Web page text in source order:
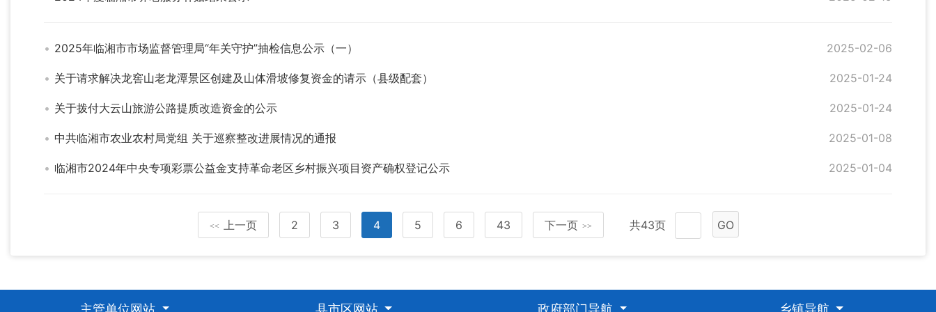
2025年临湘市市场监督管理局“年关守护”抽检信息公示（一） 2025-02-06
关于请求解决龙窖山老龙潭景区创建及山体滑坡修复资金的请示（县级配套） 2025-01-24
关于拨付大云山旅游公路提质改造资金的公示 2025-01-24
中共临湘市农业农村局党组 关于巡察整改进展情况的通报 2025-01-08
临湘市2024年中央专项彩票公益金支持革命老区乡村振兴项目资产确权登记公示 2025-01-04
<< 上一页 2 3 4 5 6 43 下一页 >> 共43页 GO
主管单位网站 县市区网站 政府部门导航 乡镇导航